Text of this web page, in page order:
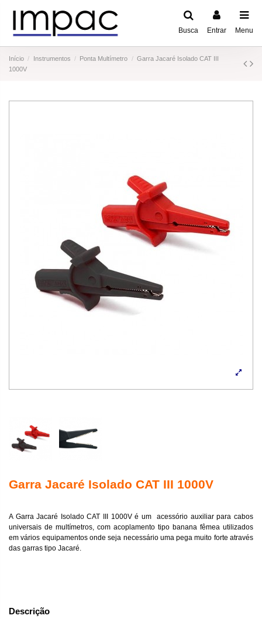
Busca Entrar Menu
Início Instrumentos Ponta Multímetro
Garra Jacaré Isolado CAT III
1000V
Garra Jacaré Isolado CAT III 1000V
A Garra Jacaré Isolado CAT III 1000V é um acessório auxiliar para cabos
universais de multímetros, com acoplamento tipo banana fêmea utilizados
em vários equipamentos onde seja necessário uma pega muito forte através
das garras tipo Jacaré.
Descrição